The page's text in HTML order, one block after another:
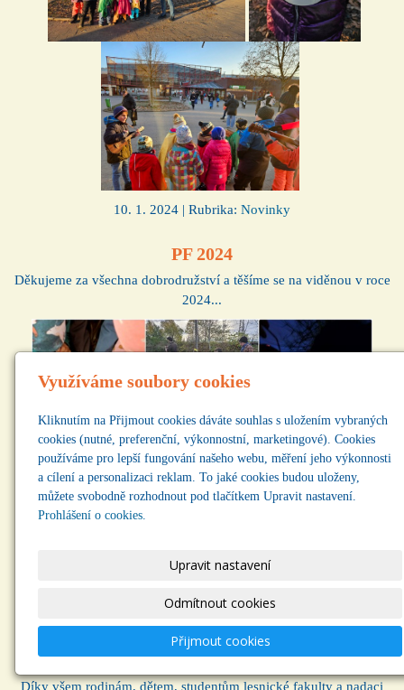
10. 1. 2024 | Rubrika: Novinky
PF 2024
Děkujeme za všechna dobrodružství a těšíme se na viděnou v roce
2024...
Dokončení výsadby a Martinská slavnost
14.11.2023
Díky všem rodinám, dětem, studentům lesnické fakulty a nadaci
Využíváme soubory cookies
Kliknutím na Přijmout cookies dáváte souhlas s uložením vybraných
cookies (nutné, preferenční, výkonnostní, marketingové). Cookies
používáme pro lepší fungování našeho webu, měření jeho výkonnosti
a cílení a personalizaci reklam. To jaké cookies budou uloženy,
můžete svobodně rozhodnout pod tlačítkem Upravit nastavení.
Prohlášení o cookies.
Upravit nastavení
Odmítnout cookies
Přijmout cookies